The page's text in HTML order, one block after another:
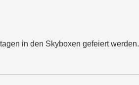
in den Skyboxen gefeiert werden.